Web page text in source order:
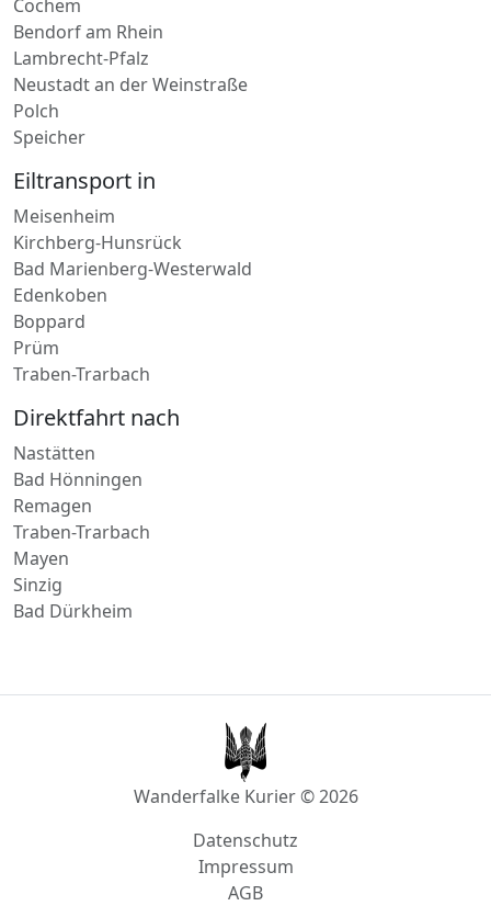
Ulmen
Cochem
Bendorf am Rhein
Lambrecht-Pfalz
Neustadt an der Weinstraße
Polch
Eiltransport in
Meisenheim
Kirchberg-Hunsrück
Bad Marienberg-Westerwald
Edenkoben
Boppard
Prüm
Direktfahrt nach
Nastätten
Bad Hönningen
Remagen
Traben-Trarbach
Mayen
Sinzig
Datenschutz
Impressum